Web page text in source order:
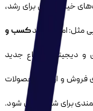
خیلی خوبی برای رشد،
مثل: امکان رشدکسب و
دیجیتالی، انواع جدید
فروش و ارسال محصولات
برای شما تبدیل شود.